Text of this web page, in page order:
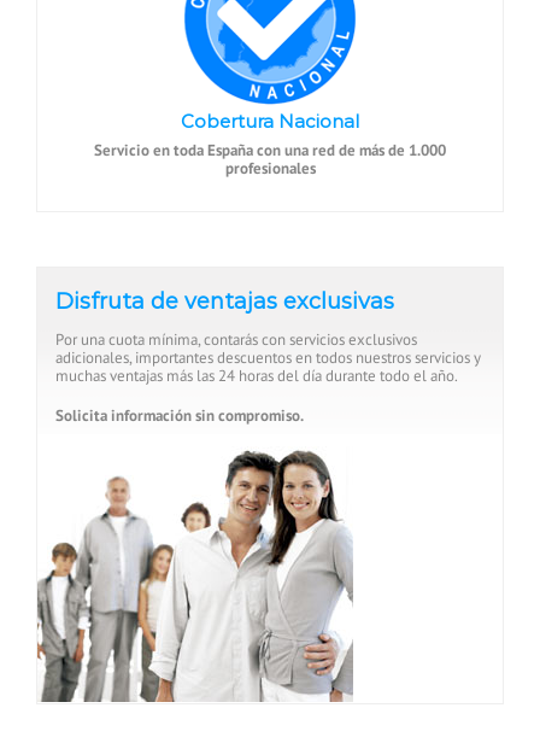
Cobertura Nacional
Servicio en toda España con una red de más de 1.000
profesionales
Disfruta de ventajas exclusivas
Por una cuota mínima, contarás con servicios exclusivos
adicionales, importantes descuentos en todos nuestros servicios y
muchas ventajas más las 24 horas del día durante todo el año.
Solicita información sin compromiso.